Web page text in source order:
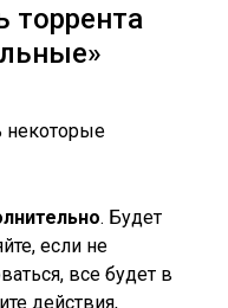
торрента
некоторые
. Будет
если не
все будет в
действия,